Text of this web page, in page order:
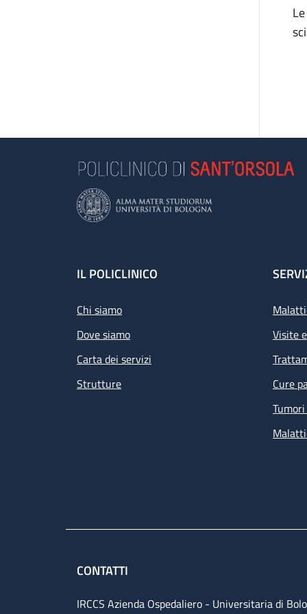
Footer
IL POLICLINICO
Chi siamo
Dove siamo
Carta dei servizi
Strutture
Visite
Cure
CONTATTI
IRCCS Azienda Ospedaliero - Universitaria di